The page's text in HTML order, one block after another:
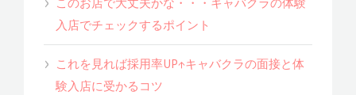
入店でチェックするポイント
これを見れば採用率UP↑キャバクラの面接と体
験入店に受かるコツ